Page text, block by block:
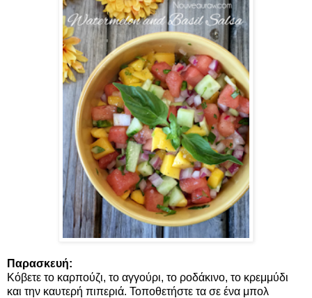
Παρασκευή:
Κόβετε το καρπούζι, το αγγούρι, το ροδάκινο, το κρεμμύδι
και την καυτερή πιπεριά. Τοποθετήστε τα σε ένα μπολ